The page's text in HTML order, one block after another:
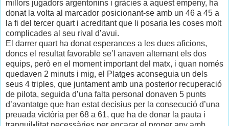
millors jugadors argentonins i gràcies a aquest empeny, ha
donat la volta al marcador posicionant-se amb un 46 a 45 a
la fi del tercer quart i acreditant que li posaria les coses molt
complicades al seu rival d’avui.
El darrer quart ha donat esperances a les dues aficions,
doncs el resultat favorable se’l anaven alternant els dos
equips, però en el moment important del matx, i quan només
quedaven 2 minuts i mig, el Platges aconseguia un dels
seus 4 triples, que juntament amb una posterior recuperació
de pilota, seguida d’una falta personal donaven 5 punts
d’avantatge que han estat decisius per la consecució d’una
preuada victòria per 68 a 61, que ha de donar la pauta i